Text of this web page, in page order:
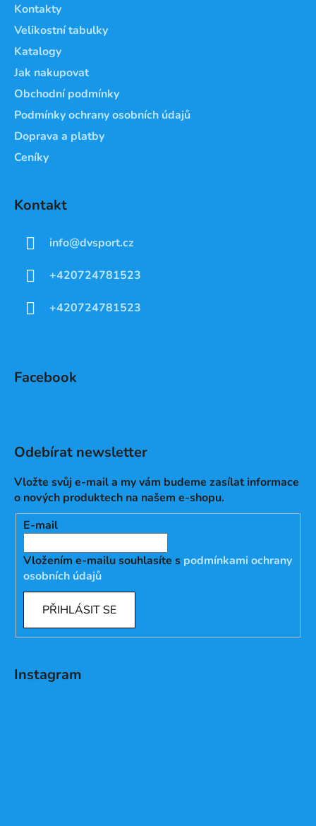
Kontakty
Velikostní tabulky
Katalogy
Jak nakupovat
Obchodní podmínky
Podmínky ochrany osobních údajů
Doprava a platby
Ceníky
Kontakt
info@dvsport.cz
+420724781523
+420724781523
Facebook
Odebírat newsletter
Vložte svůj e-mail a my vám budeme zasílat informace
o nových produktech na našem e-shopu.
E-mail
Vložením e-mailu souhlasíte s podmínkami ochrany
osobních údajů
PŘIHLÁSIT SE
Instagram